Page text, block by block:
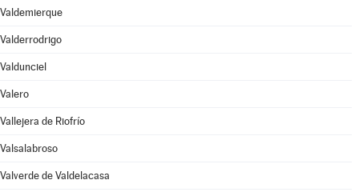
Valdemierque
Valderrodrigo
Valdunciel
Valero
Vallejera de Riofrío
Valsalabroso
Valverde de Valdelacasa